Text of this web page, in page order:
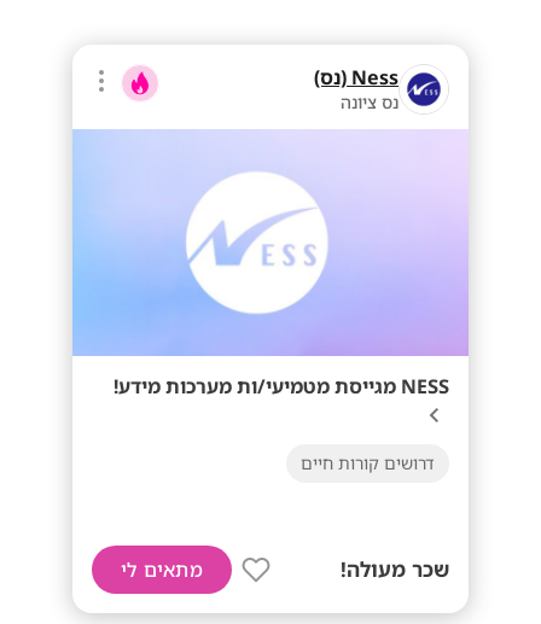
Ness (נס)
נס ציונה
NESS מגייסת מטמיעי/ות מערכות מידע!
דרושים קורות חיים
שכר מעולה! מתאים לי